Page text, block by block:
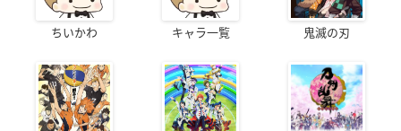
ちいかわ キャラ一覧 鬼滅の刃